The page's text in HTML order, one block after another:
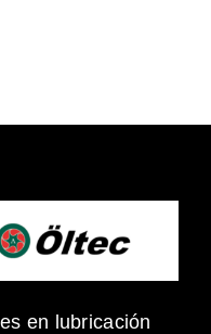
en lubricación